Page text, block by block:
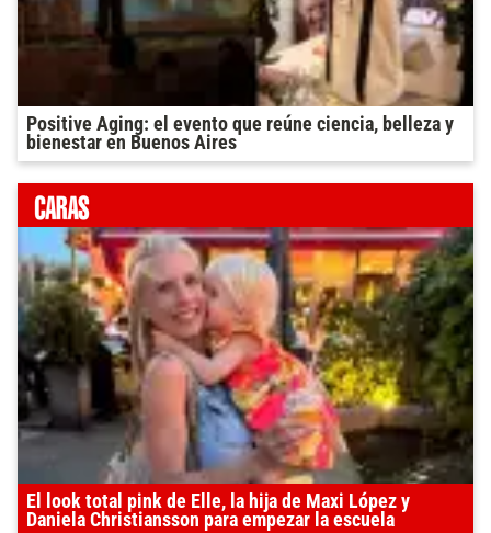
Positive Aging: el evento que reúne ciencia, belleza y
bienestar en Buenos Aires
El look total pink de Elle, la hija de Maxi López y
Daniela Christiansson para empezar la escuela